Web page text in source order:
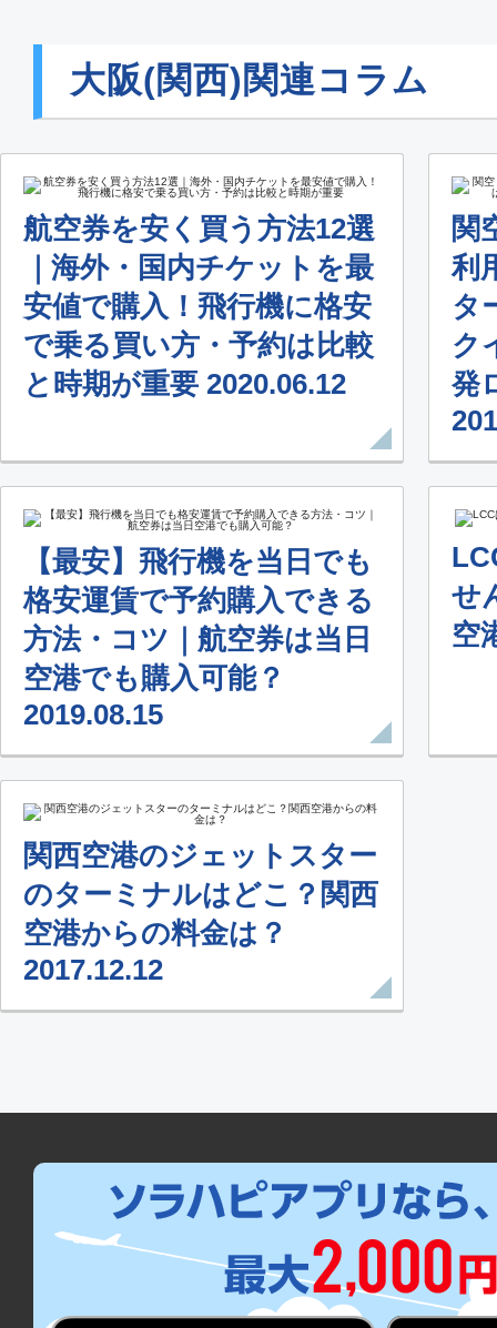
大阪(関西)関連コラム
航空券を安く買う方法12選
｜海外・国内チケットを最
安値で購入！飛行機に格安
で乗る買い方・予約は比較
と時期が重要 2020.06.12
関
利
タ
ク
発
【最安】飛行機を当日でも
格安運賃で予約購入できる
方法・コツ｜航空券は当日
空港でも購入可能？
2019.08.15
せ
空
関西空港のジェットスター
のターミナルはどこ？関西
空港からの料金は？
2017.12.12